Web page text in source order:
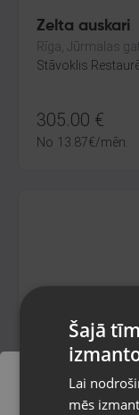
Zelta auskari
Rīga, Jūrmalas
Stāvoklis
305.00 €
No 13.87€/mēn.
Zelta auskari
Rīga, Latgales
Stāvoklis
Šajā
Lai
mēs